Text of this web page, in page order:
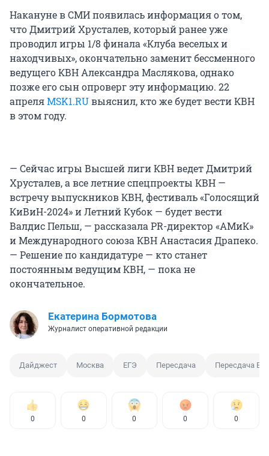
Накануне в СМИ появилась информация о том,
что Дмитрий Хрусталев, который ранее уже
проводил игры 1/8 финала «Клуба веселых и
находчивых», окончательно заменит бессменного
ведущего КВН Александра Маслякова, однако
позже его сын опроверг эту информацию. 22
апреляMSK1.RUвыяснил, кто же будет вести КВН
в этом году.
— Сейчас игры Высшей лиги КВН ведет Дмитрий
Хрусталев, а все летние спецпроекты КВН —
встречу выпускников КВН, фестиваль «Голосящий
КиВиН-2024» и Летний Кубок — будет вести
Валдис Пельш, — рассказала PR-директор «АМиК»
и Международного союза КВН Анастасия Драпеко.
— Решение по кандидатуре — кто станет
постоянным ведущим КВН, — пока не
окончательное.
Екатерина Бормотова
Журналист оперативной редакции
Дайджест Москва ЕГЭ Пересдача Пересдача
0 0 0 0 0